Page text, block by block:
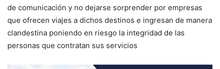
de comunicación y no dejarse sorprender por empresas
que ofrecen viajes a dichos destinos e ingresan de manera
clandestina poniendo en riesgo la integridad de las
personas que contratan sus servicios